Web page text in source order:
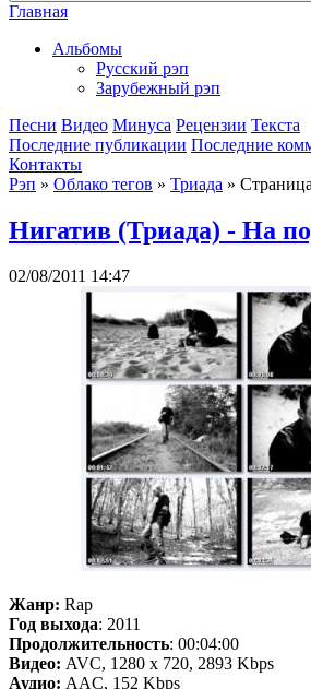
Главная
Альбомы
Русский рэп
Зарубежный рэп
Песни Видео Минуса Рецензии Текста
Последние публикации Последние
Контакты
Рэп » Облако тегов » Триада »
Нигатив (Триада) - На
02/08/2011 14:47
Жанр: Rap
Год выхода: 2011
Продолжительность: 00:04:00
Видео: AVC, 1280 x 720, 2893 Kbps
Аудио: AAC, 152 Kbps